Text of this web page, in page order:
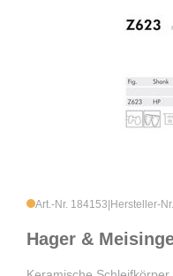
Art.-Nr. 184153 Hersteller-
Hager &